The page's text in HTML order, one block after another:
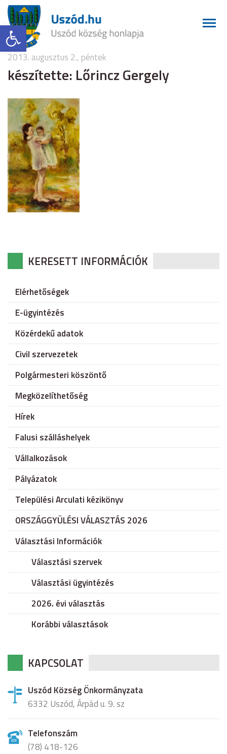
Eszköztár megnyitása
2013. augusztus 2., péntek
készítette: Lőrincz Gergely
KERESETT INFORMÁCIÓK
Elérhetőségek
E-ügyintézés
Közérdekű adatok
Civil szervezetek
Polgármesteri köszöntő
Megközelíthetőség
Hírek
Falusi szálláshelyek
Vállalkozások
Pályázatok
Települési Arculati kézikönyv
ORSZÁGGYÜLÉSI VÁLASZTÁS 2026
Választási Információk
Választási szervek
Választási ügyintézés
2026. évi választás
Korábbi választások
KAPCSOLAT
Uszód Község Önkormányzata
6332 Uszód, Árpád u. 9. sz
Telefonszám
(78) 418-126